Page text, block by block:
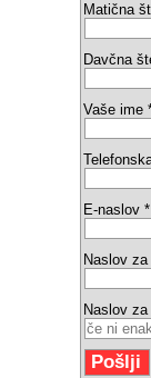
Matična
Davčna
Vaše ime
E-naslov *
Naslov
Naslov